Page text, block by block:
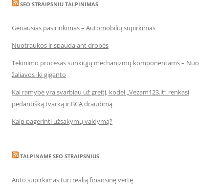
SEO STRAIPSNIU TALPINIMAS
Geriausias pasirinkimas – Automobilių supirkimas
Nuotraukos ir spauda ant drobės
Tekinimo procesas sunkiųjų mechanizmų komponentams – Nuo
žaliavos iki giganto
Kai ramybė yra svarbiau už greitį, kodėl „Vezam123.lt“ renkasi
pedantišką tvarką ir BCA draudimą
Kaip pagerinti užsakymų valdymą?
TALPINAME SEO STRAIPSNIUS
Auto supirkimas turi realią finansinę vertę